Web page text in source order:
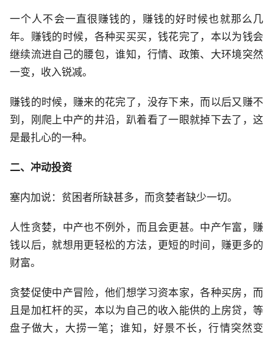
一个人不会一直很赚钱的，赚钱的好时候也就那么几
年。赚钱的时候，各种买买买，钱花完了，本以为钱会
继续流进自己的腰包，谁知，行情、政策、大环境突然
一变，收入锐减。
赚钱的时候，赚来的花完了，没存下来，而以后又赚不
到，刚爬上中产的井沿，趴着看了一眼就掉下去了，这
是最扎心的一种。
二、冲动投资
塞内加说：贫困者所缺甚多，而贪婪者缺少一切。
人性贪婪，中产也不例外，而且会更甚。中产乍富，赚
钱以后，就想用更轻松的方法，更短的时间，赚更多的
财富。
贪婪促使中产冒险，他们想学习资本家，各种买房，而
且是加杠杆的买，本以为自己的收入能供的上房贷，等
盘子做大，大捞一笔；谁知，好景不长，行情突然变